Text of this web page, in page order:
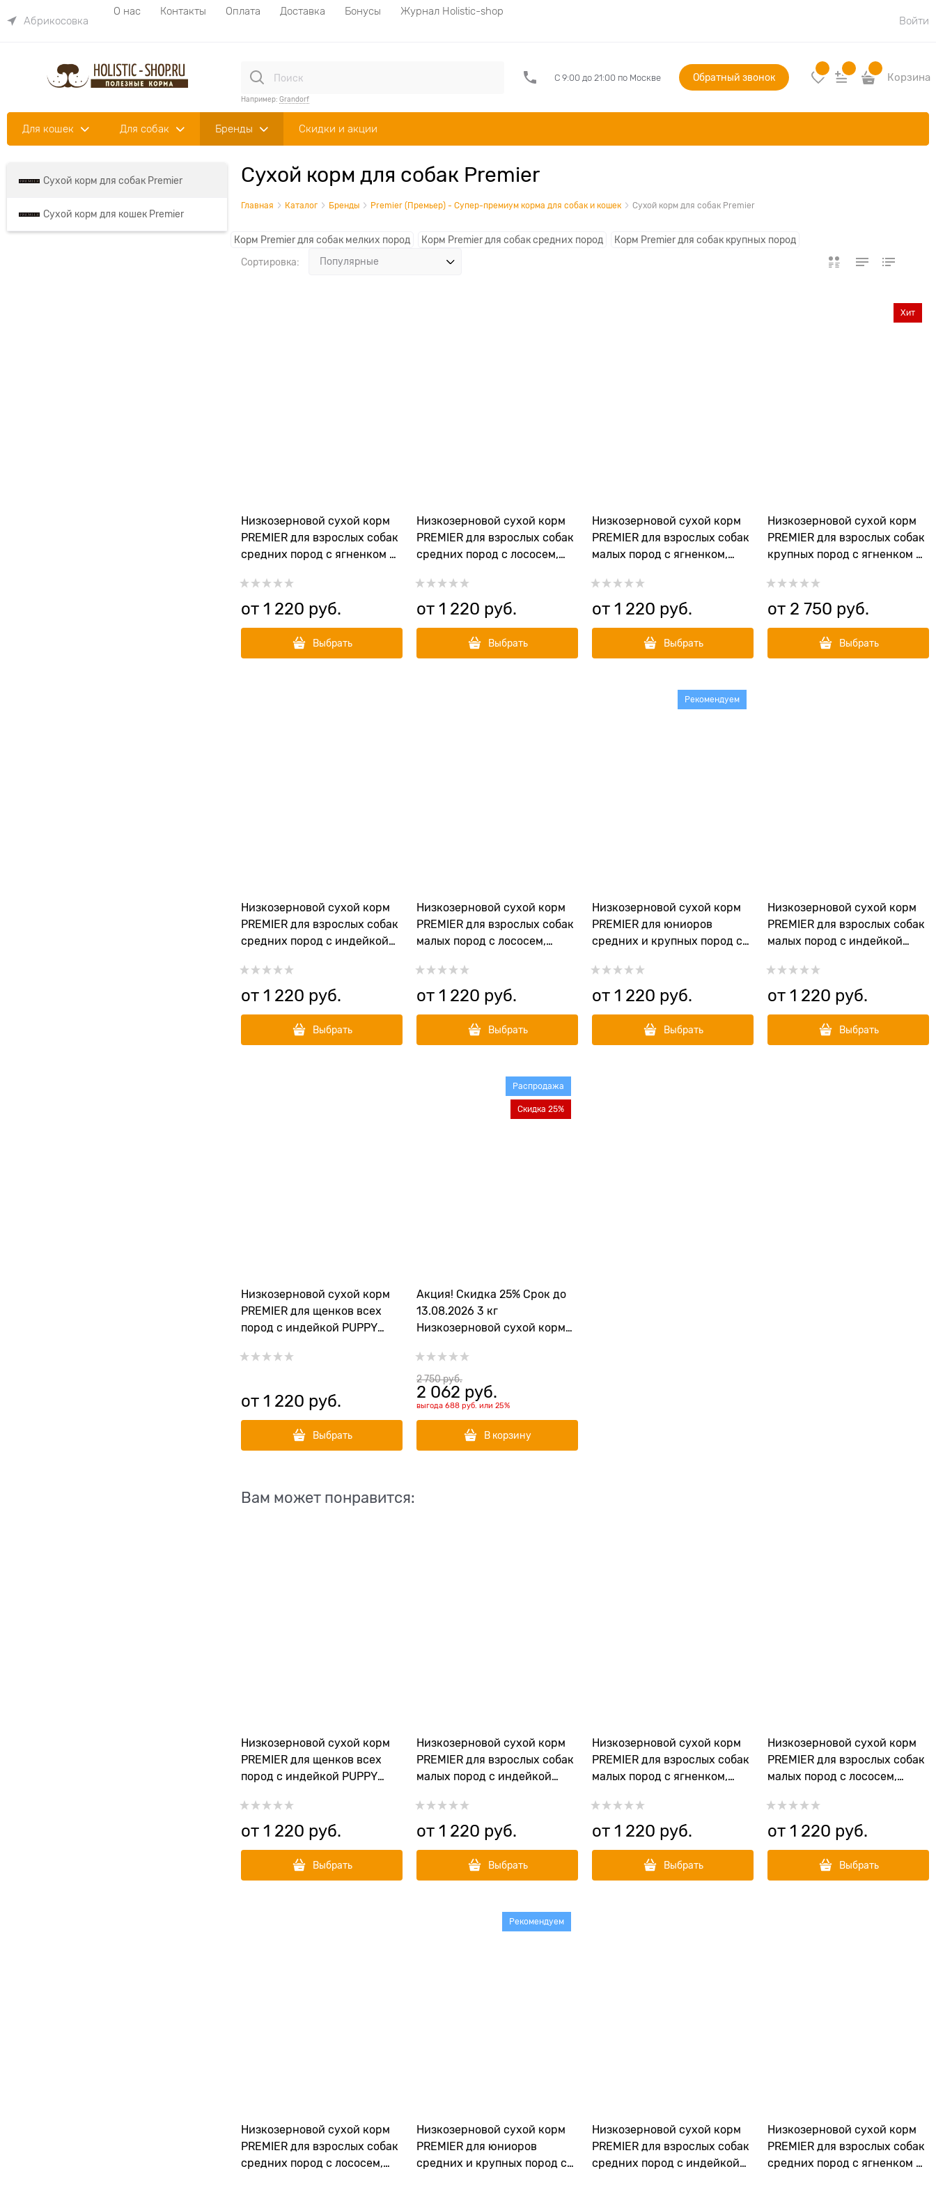
Абрикосовка
О нас Контакты Оплата Доставка Бонусы
Журнал Holistic-shop
Войти
Например: Grandorf
С 9:00 до 21:00 по Москве Обратный звонок Корзина
Для кошек Для собак Бренды Скидки и акции
Сухой корм для собак Premier
Сухой корм для кошек Premier
Сухой корм для собак Premier
Главная Каталог Бренды Premier (Премьер) - Супер-премиум корма для собак и кошек Сухой корм для собак Premier
Корм Premier для собак мелких пород Корм Premier для собак средних пород
Корм Premier для собак крупных пород
Сортировка:
Низкозерновой сухой корм
PREMIER для взрослых собак
средних пород с ягненком и
Medium
от 1 220 руб.
Выбрать
Низкозерновой сухой корм
PREMIER для взрослых собак
средних пород с лососем,
Turkey Medium
от 1 220 руб.
Выбрать
Низкозерновой сухой корм
PREMIER для взрослых собак
малых пород с ягненком,
Mini
от 1 220 руб.
Выбрать
Низкозерновой сухой корм
PREMIER для взрослых собак
крупных пород с ягненком и
Maxi
Хит
от 2 750 руб.
Выбрать
Низкозерновой сухой корм
PREMIER для взрослых собак
средних пород с индейкой
от 1 220 руб.
Выбрать
Низкозерновой сухой корм
PREMIER для взрослых собак
малых пород с лососем,
Turkey Mini
от 1 220 руб.
Выбрать
Низкозерновой сухой корм
PREMIER для юниоров
средних и крупных пород с
JUNIOR Medium&Maxi Turkey
Рекомендуем
от 1 220 руб.
Выбрать
Низкозерновой сухой корм
PREMIER для взрослых собак
малых пород с индейкой
от 1 220 руб.
Выбрать
Низкозерновой сухой корм
PREMIER для щенков всех
пород с индейкой PUPPY
от 1 220 руб.
Выбрать
Акция! Скидка 25% Срок до
13.08.2026 3 кг
Низкозерновой сухой корм
средних пород с индейкой
Adult Turkey Medium
Распродажа
Скидка 25%
2 750 руб.
2 062 руб.
выгода 688 руб. или 25%
В корзину
Вам может понравится:
Низкозерновой сухой корм
PREMIER для щенков всех
пород с индейкой PUPPY
от 1 220 руб.
Выбрать
Низкозерновой сухой корм
PREMIER для взрослых собак
малых пород с индейкой
от 1 220 руб.
Выбрать
Низкозерновой сухой корм
PREMIER для взрослых собак
малых пород с ягненком,
Mini
от 1 220 руб.
Выбрать
Низкозерновой сухой корм
PREMIER для взрослых собак
малых пород с лососем,
Turkey Mini
от 1 220 руб.
Выбрать
Низкозерновой сухой корм
PREMIER для взрослых собак
средних пород с лососем,
Низкозерновой сухой корм
PREMIER для юниоров
средних и крупных пород с
Рекомендуем
Низкозерновой сухой корм
PREMIER для взрослых собак
средних пород с индейкой
Низкозерновой сухой корм
PREMIER для взрослых собак
средних пород с ягненком и